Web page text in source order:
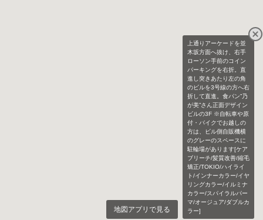
上通りアーケードを並
木坂方面へ抜け、右手
ローソン手前のコイン
パーキングを右折。直
進し突きあたり左の角
のビルを3号線の方へ右
折して直進。食パン”乃
が美”さん正面デザイン
ビルの3F ※自転車や原
付・バイクでお越しの
方は、ビル側自販機横
のグレーのスペースに
駐輪場があります[ケア
ブリーチ/髪質改善/縮毛
矯正/TOKIO/ハイライ
ト/インナーカラー/イヤ
リングカラー/イルミナ
カラー/スパイラルパー
マ/オージュア/ダブルカ
ラー]
地図アプリで見る